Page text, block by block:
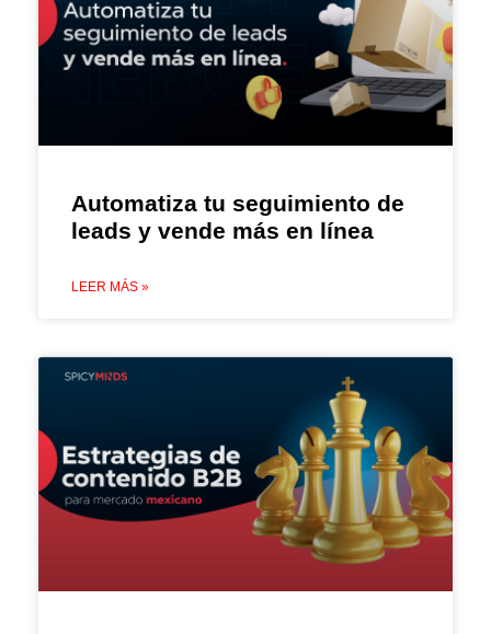
Automatiza tu seguimiento de
leads y vende más en línea
LEER MÁS »